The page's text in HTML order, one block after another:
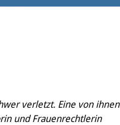
verletzt. Eine von ihnen
und Frauenrechtlerin